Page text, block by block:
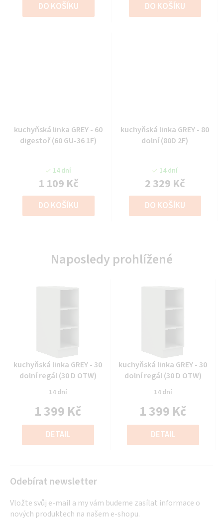
DO KOŠÍKU DO KOŠÍKU
kuchyňská linka GREY - 60
digestoř (60 GU-36 1F)
14 dní
1 109 Kč
DO KOŠÍKU
kuchyňská linka GREY - 80
dolní (80D 2F)
14 dní
2 329 Kč
DO KOŠÍKU
Naposledy prohlížené
Průměrné
hodnocení
produktu
je
0,0
z
5
kuchyňská linka GREY - 30
dolní regál (30 D OTW)
14 dní
1 399 Kč
Měrná
cena:
DETAIL
Průměrné
hodnocení
produktu
je
0,0
z
5
kuchyňská linka GREY - 30
dolní regál (30 D OTW)
14 dní
1 399 Kč
Měrná
cena:
DETAIL
Odebírat newsletter
Vložte svůj e-mail a my vám budeme zasílat informace o
nových produktech na našem e-shopu.